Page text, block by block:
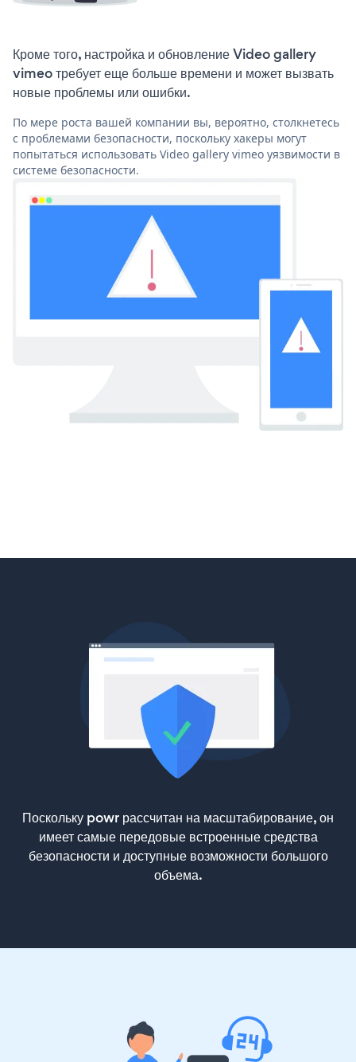
Кроме того, настройка и обновление Video gallery
vimeo требует еще больше времени и может вызвать
новые проблемы или ошибки.
По мере роста вашей компании вы, вероятно, столкнетесь
с проблемами безопасности, поскольку хакеры могут
попытаться использовать Video gallery vimeo уязвимости в
системе безопасности.
Поскольку powr рассчитан на масштабирование, он
имеет самые передовые встроенные средства
безопасности и доступные возможности большого
объема.